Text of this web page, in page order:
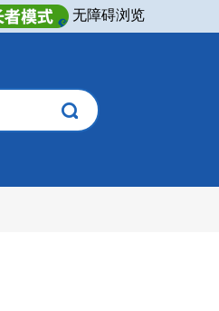
无障碍浏览